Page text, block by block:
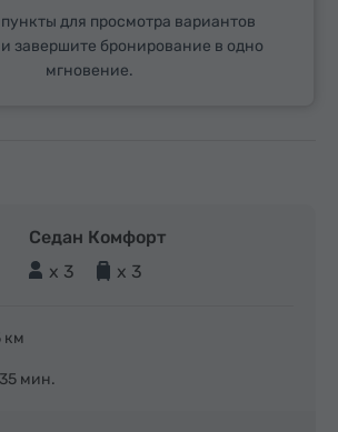
для просмотра вариантов
завершите бронирование в одно
мгновение.
Седан Комфорт
x 3
x 3
км
35 мин.